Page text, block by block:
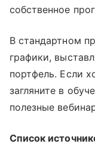
собственное
В стандартном
графики,
портфель. Если
загляните в
полезные
Список